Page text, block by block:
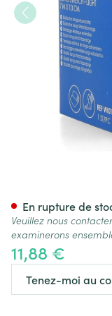
11,88 €
Tenez-moi au
En rupture de
Veuillez nous
examinerons